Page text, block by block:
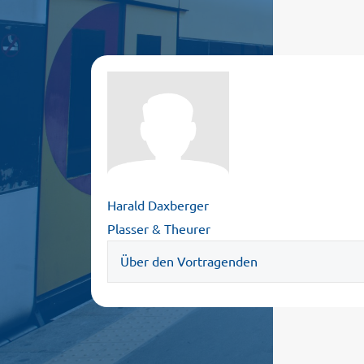
Harald Daxberger
Plasser & Theurer
Über den Vortragenden